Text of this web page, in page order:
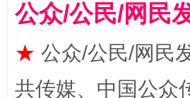
公众/公民/网民
★ 公众/公民/网民
共传媒、中国公众